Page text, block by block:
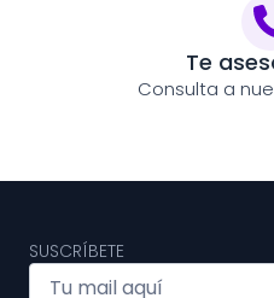
Te
Consulta a
SUSCRÍBETE